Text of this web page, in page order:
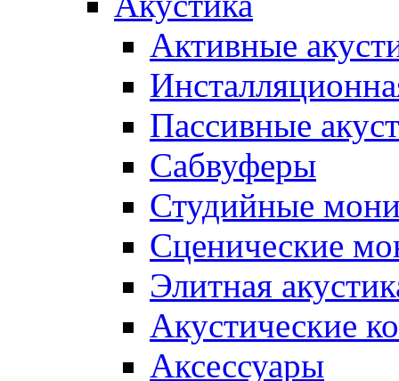
Активные
Пассивные
Сабвуферы
Студийные
Сценические
Элитная
Акустические
Аксессуары